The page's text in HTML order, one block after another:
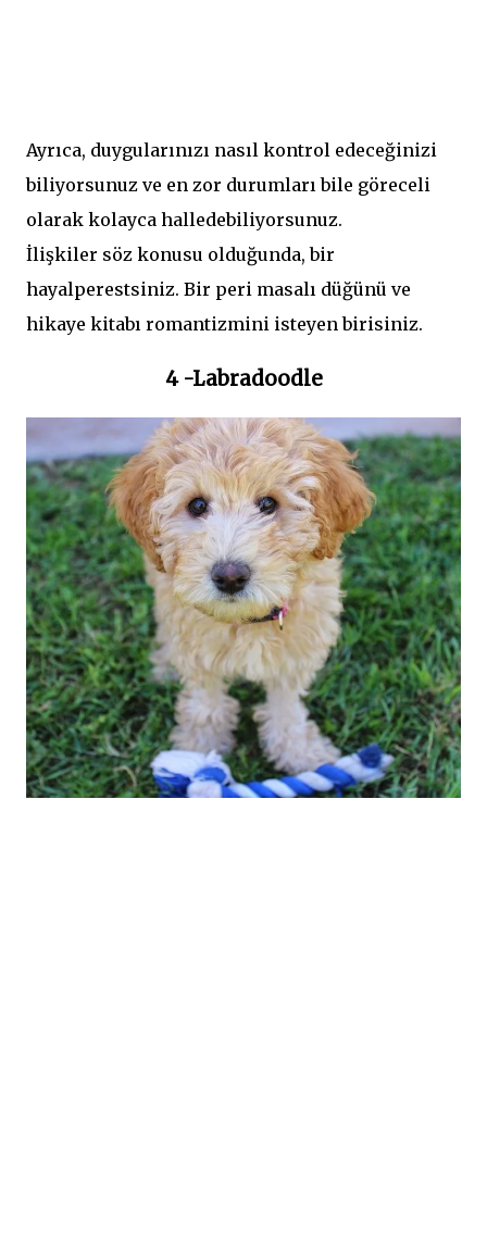
Ayrıca, duygularınızı nasıl kontrol edeceğinizi
biliyorsunuz ve en zor durumları bile göreceli
olarak kolayca halledebiliyorsunuz.
İlişkiler söz konusu olduğunda, bir
hayalperestsiniz. Bir peri masalı düğünü ve
hikaye kitabı romantizmini isteyen birisiniz.
4 -Labradoodle